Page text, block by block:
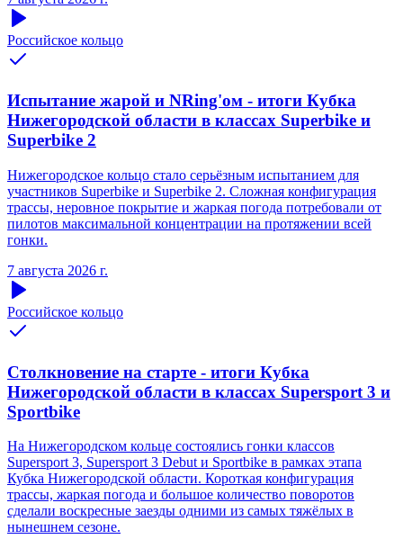
Российское кольцо
Испытание жарой и NRing'ом - итоги Кубка
Нижегородской области в классах Superbike и
Superbike 2
Нижегородское кольцо стало серьёзным испытанием для
участников Superbike и Superbike 2. Сложная конфигурация
трассы, неровное покрытие и жаркая погода потребовали от
пилотов максимальной концентрации на протяжении всей
гонки.
7 августа 2026 г.
Российское кольцо
Столкновение на старте - итоги Кубка
Нижегородской области в классах Supersport 3 и
Sportbike
На Нижегородском кольце состоялись гонки классов
Supersport 3, Supersport 3 Debut и Sportbike в рамках этапа
Кубка Нижегородской области. Короткая конфигурация
трассы, жаркая погода и большое количество поворотов
сделали воскресные заезды одними из самых тяжёлых в
нынешнем сезоне.